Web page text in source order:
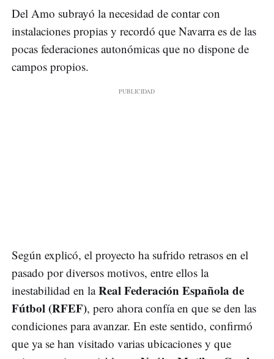
Del Amo subrayó la necesidad de contar con
instalaciones propias y recordó que Navarra es de las
pocas federaciones autonómicas que no dispone de
campos propios.
Según explicó, el proyecto ha sufrido retrasos en el
pasado por diversos motivos, entre ellos la
inestabilidad en laReal Federación Española de
Fútbol (RFEF), pero ahora confía en que se den las
condiciones para avanzar. En este sentido, confirmó
que ya se han visitado varias ubicaciones y que